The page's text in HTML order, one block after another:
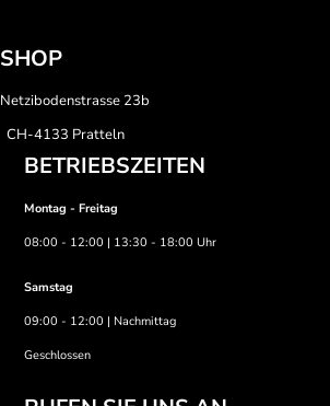
SHOP
Netzibodenstrasse 23b
CH-4133 Pratteln
BETRIEBSZEITEN
Montag - Freitag
08:00 - 12:00 | 13:30 - 18:00 Uhr
Samstag
09:00 - 12:00 | Nachmittag
Geschlossen